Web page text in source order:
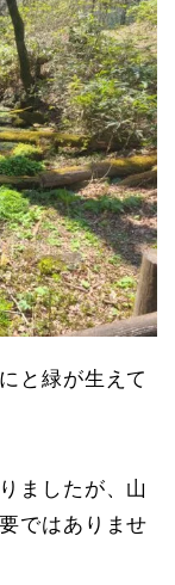
と緑が生えて
ましたが、山
ではありませ